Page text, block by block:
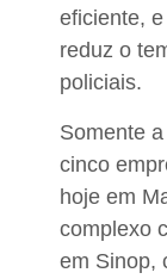
eficiente,
reduz o
policiais.
Somente a
cinco
hoje em
complexo
em Sinop,